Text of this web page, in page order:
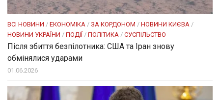
ВСІ НОВИНИ / ЕКОНОМІКА / ЗА КОРДОНОМ / НОВИНИ КИЄВА /
НОВИНИ УКРАЇНИ / ПОДІЇ/ ПОЛІТИКА / СУСПІЛЬСТВО
Після збиття безпілотника: США та Іран знову
обмінялися ударами
01.06.2026